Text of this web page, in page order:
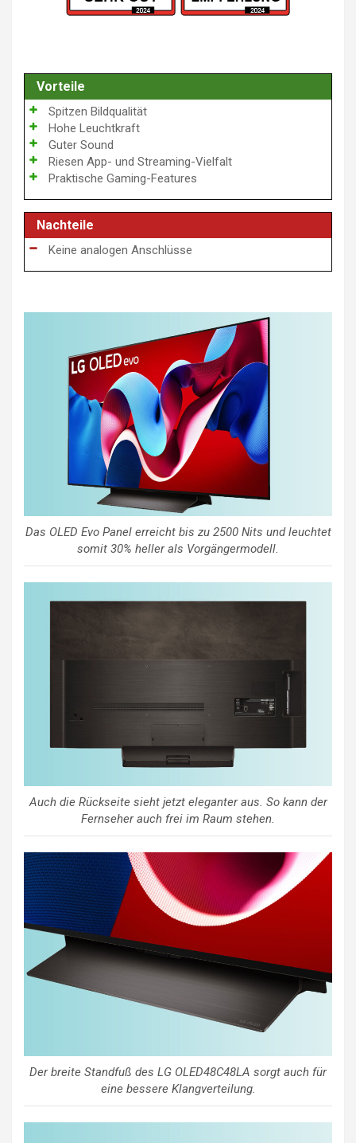
Vorteile
Spitzen Bildqualität
Hohe Leuchtkraft
Guter Sound
Riesen App- und Streaming-Vielfalt
Praktische Gaming-Features
Nachteile
Keine analogen Anschlüsse
Das OLED Evo Panel erreicht bis zu 2500 Nits und leuchtet
somit 30% heller als Vorgängermodell.
Auch die Rückseite sieht jetzt eleganter aus. So kann der
Fernseher auch frei im Raum stehen.
Der breite Standfuß des LG OLED48C48LA sorgt auch für
eine bessere Klangverteilung.